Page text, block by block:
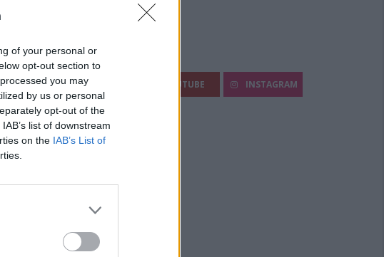
of your personal or
opt-out section to
you may
by us or personal
opt-out of the
list of downstream
on the IAB’s List of
cun
in
su
chi
a
e sa
Segui Diario Sportivo:
FACEBOOK YOUTUBE INSTAGRAM